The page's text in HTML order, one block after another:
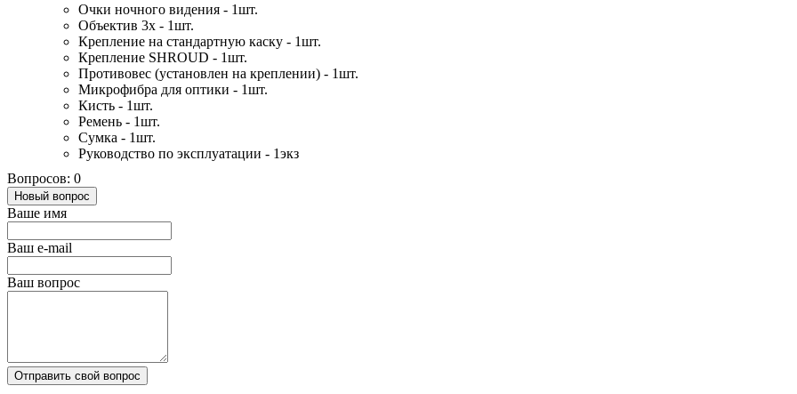
Очки ночного видения - 1шт.
Объектив 3х - 1шт.
Крепление на стандартную каску - 1шт.
Крепление SHROUD - 1шт.
Противовес (установлен на креплении) - 1шт.
Микрофибра для оптики - 1шт.
Кисть - 1шт.
Ремень - 1шт.
Сумка - 1шт.
Руководство по эксплуатации - 1экз
Вопросов: 0
Новый вопрос
Ваше имя
Ваш e-mail
Ваш вопрос
Отправить свой вопрос